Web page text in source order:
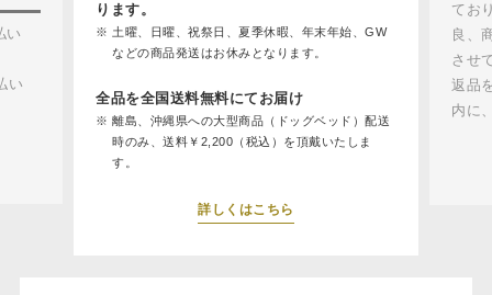
い
い
ります。
土曜、日曜、祝祭日、夏季休暇、年末年始、GW
などの商品発送はお休みとなります。
全品を全国送料無料にてお届け
離島、沖縄県への大型商品（ドッグベッド）配送
時のみ、送料￥2,200（税込）を頂戴いたしま
す。
詳しくはこちら
てお
良、
させ
返品
内に